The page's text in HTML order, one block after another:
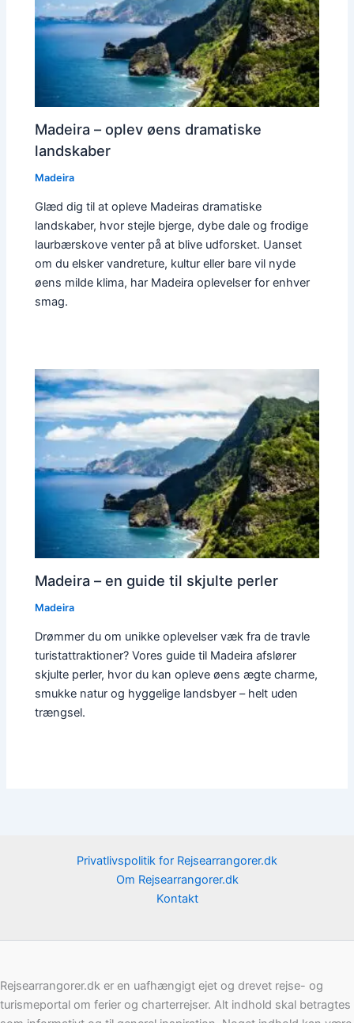
Madeira – oplev øens dramatiske
landskaber
Madeira
Glæd dig til at opleve Madeiras dramatiske
landskaber, hvor stejle bjerge, dybe dale og frodige
laurbærskove venter på at blive udforsket. Uanset
om du elsker vandreture, kultur eller bare vil nyde
øens milde klima, har Madeira oplevelser for enhver
smag.
Madeira – en guide til skjulte perler
Madeira
Drømmer du om unikke oplevelser væk fra de travle
turistattraktioner? Vores guide til Madeira afslører
skjulte perler, hvor du kan opleve øens ægte charme,
smukke natur og hyggelige landsbyer – helt uden
trængsel.
Privatlivspolitik for Rejsearrangorer.dk
Om Rejsearrangorer.dk
Kontakt
Rejsearrangorer.dk er en uafhængigt ejet og drevet rejse- og
turismeportal om ferier og charterrejser. Alt indhold skal betragtes